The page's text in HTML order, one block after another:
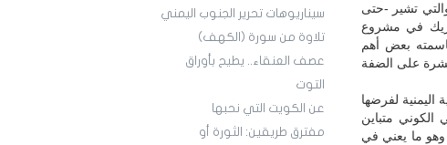
سيناريوهات تحرير الجنوب اليمني
تلاوة من سورة (الكهف)
عصف العنقاء.. يطيح بأوراق
التوت
عن الكويت التي نحبها
مفترق طريقين: الثورة أو
تشير -حتى
في مشروع
بعض أهم
على الضفة
لفرضها
متباين
وهو ما يعني في